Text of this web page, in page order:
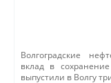
​​Волгоградские
вклад в
выпустили в Волгу